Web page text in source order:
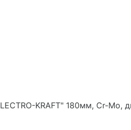
KRAFT" 180мм, Cr-Mo,